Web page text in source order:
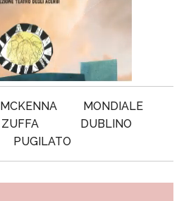
MCKENNA
MONDIALE
ZUFFA
DUBLINO
PUGILATO